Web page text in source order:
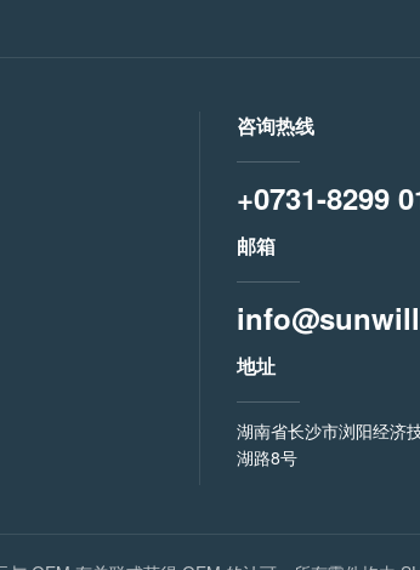
咨询热线
+0731-8299
邮箱
地址
湖南省长沙市浏阳经济
湖路8号